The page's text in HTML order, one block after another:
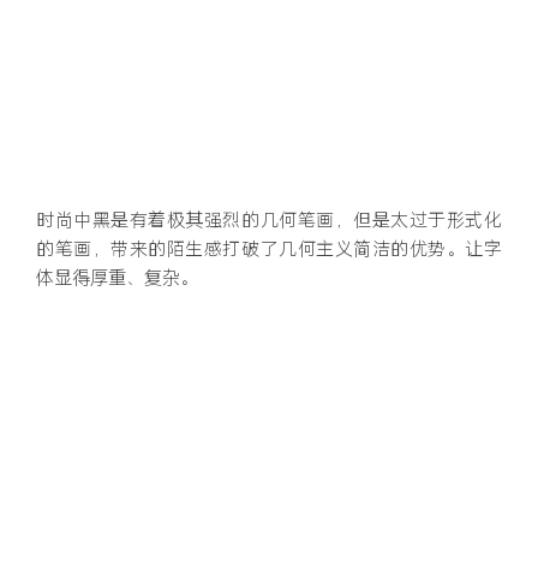
时尚中黑是有着极其强烈的几何笔画，但是太过于形式化
的笔画，带来的陌生感打破了几何主义简洁的优势。让字
体显得厚重、复杂。